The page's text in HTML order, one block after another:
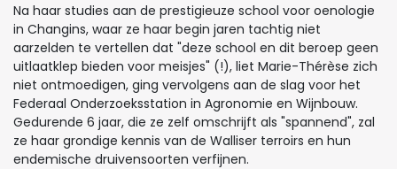
Na haar studies aan de prestigieuze school voor oenologie
in Changins, waar ze haar begin jaren tachtig niet
aarzelden te vertellen dat "deze school en dit beroep geen
uitlaatklep bieden voor meisjes" (!), liet Marie-Thérèse zich
niet ontmoedigen, ging vervolgens aan de slag voor het
Federaal Onderzoeksstation in Agronomie en Wijnbouw.
Gedurende 6 jaar, die ze zelf omschrijft als "spannend", zal
ze haar grondige kennis van de Walliser terroirs en hun
endemische druivensoorten verfijnen.